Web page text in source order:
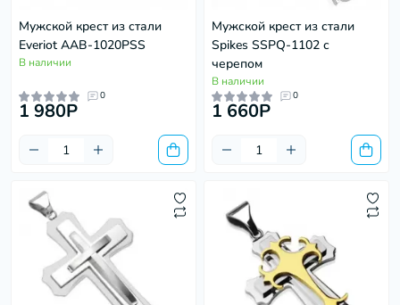
Мужской крест из стали
Everiot AAB-1020PSS
В наличии
0
1 980P
Мужской крест из стали
Spikes SSPQ-1102 с
черепом
В наличии
0
1 660P